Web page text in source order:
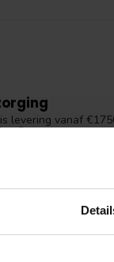
levering vanaf
aflevermoment.
mail ons! Wij staan
van onze
uur en 14:00 tot